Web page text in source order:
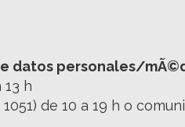
datos personales/
h
de 10 a 19 h o